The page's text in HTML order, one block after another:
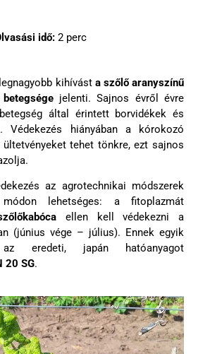
idő: 2 perc
kihívást a szőlő aranyszínű
jelenti. Sajnos évről évre
által érintett borvidékek és
Védekezés hiányában a kórokozó
tehet tönkre, ezt sajnos
az agrotechnikai módszerek
lehetséges: a fitoplazmát
ellen kell védekezni a
(június vége – július). Ennek egyik
eredeti, japán hatóanyagot
20 SG.